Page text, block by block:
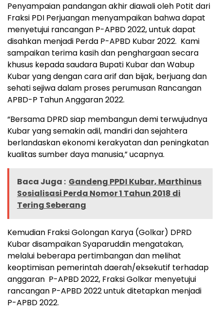
Penyampaian pandangan akhir diawali oleh Potit dari
Fraksi PDI Perjuangan menyampaikan bahwa dapat
menyetujui rancangan P-APBD 2022, untuk dapat
disahkan menjadi Perda P-APBD Kubar 2022. Kami
sampaikan terima kasih dan penghargaan secara
khusus kepada saudara Bupati Kubar dan Wabup
Kubar yang dengan cara arif dan bijak, berjuang dan
sehati sejiwa dalam proses perumusan Rancangan
APBD-P Tahun Anggaran 2022.
“Bersama DPRD siap membangun demi terwujudnya
Kubar yang semakin adil, mandiri dan sejahtera
berlandaskan ekonomi kerakyatan dan peningkatan
kualitas sumber daya manusia,” ucapnya.
Baca Juga : Gandeng PPDI Kubar, Marthinus
Sosialisasi Perda Nomor 1 Tahun 2018 di
Tering Seberang
Kemudian Fraksi Golongan Karya (Golkar) DPRD
Kubar disampaikan Syaparuddin mengatakan,
melalui beberapa pertimbangan dan melihat
keoptimisan pemerintah daerah/eksekutif terhadap
anggaran P-APBD 2022, Fraksi Golkar menyetujui
rancangan P-APBD 2022 untuk ditetapkan menjadi
P-APBD 2022.